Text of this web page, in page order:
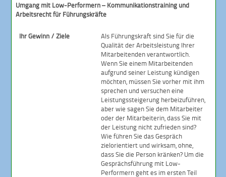
Umgang mit Low-Performern – Kommunikationstraining und
Arbeitsrecht für Führungskräfte
Ihr Gewinn / Ziele
Als Führungskraft sind Sie für die
Qualität der Arbeitsleistung Ihrer
Mitarbeitenden verantwortlich.
Wenn Sie einem Mitarbeitenden
aufgrund seiner Leistung kündigen
möchten, müssen Sie vorher mit ihm
sprechen und versuchen eine
Leistungssteigerung herbeizuführen,
aber wie sagen Sie dem Mitarbeiter
oder der Mitarbeiterin, dass Sie mit
der Leistung nicht zufrieden sind?
Wie führen Sie das Gespräch
zielorientiert und wirksam, ohne,
dass Sie die Person kränken? Um die
Gesprächsführung mit Low-
Performern geht es im ersten Teil